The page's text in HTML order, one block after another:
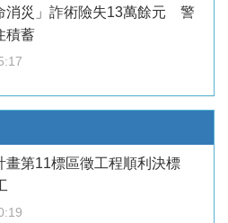
消災」詐術險失13萬餘元 警
積蓄
畫第11標區徵工程順利決標